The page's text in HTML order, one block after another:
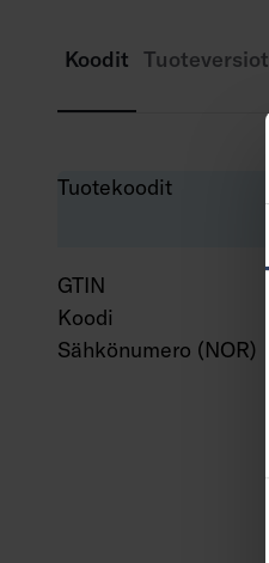
Koodit Tuoteversiot
Tuotekoodit
GTIN
Koodi
Sähkönumero (NOR)